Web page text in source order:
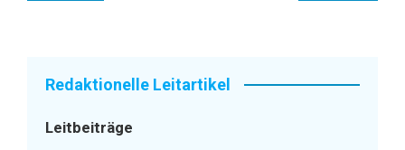
Redaktionelle Leitartikel
Leitbeiträge